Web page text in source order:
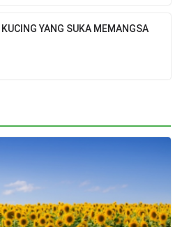
YANG SUKA MEMANGSA